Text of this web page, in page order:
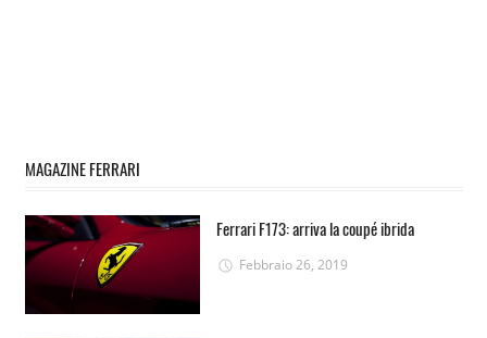
MAGAZINE FERRARI
Ferrari F173: arriva la coupé ibrida
Febbraio 26, 2019